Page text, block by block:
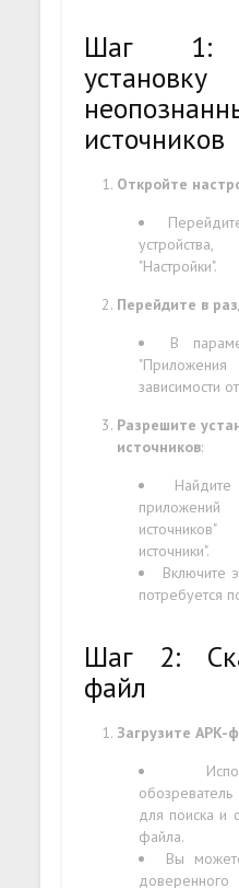
Шаг 1:
источников
Откройте
"Настройки".
Перейдите в
В
зависимости
Разрешите
источников:
источники".
Включите
потребуется
Шаг 2:
файл
Загрузите APK-
для поиска и
файла.
Вы
доверенного